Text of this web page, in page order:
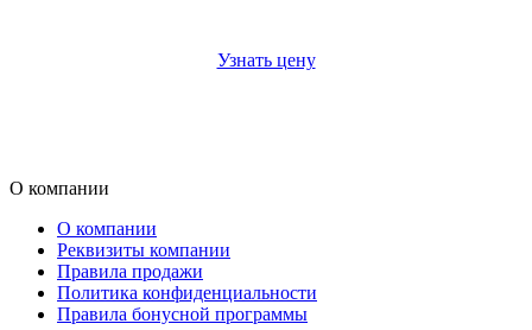
Узнать цену
О компании
О компании
Реквизиты компании
Правила продажи
Политика конфиденциальности
Правила бонусной программы